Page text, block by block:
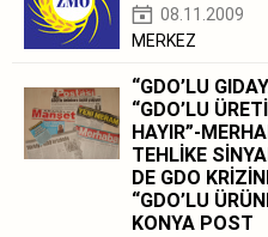
08.11.2009
MERKEZ
“GDO’LU
“GDO’LU
HAYIR”-
TEHLİKE
DE GDO
“GDO’LU
KONYA POST